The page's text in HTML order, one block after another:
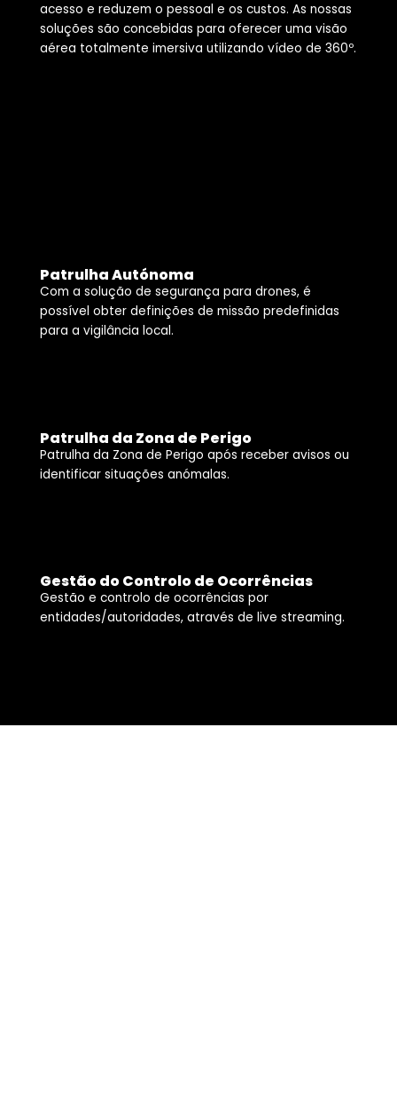
acesso e reduzem o pessoal e os custos. As nossas
soluções são concebidas para oferecer uma visão
aérea totalmente imersiva utilizando vídeo de 360º.
Patrulha Autónoma
Com a solução de segurança para drones, é
possível obter definições de missão predefinidas
para a vigilância local.
Patrulha da Zona de Perigo
Patrulha da Zona de Perigo após receber avisos ou
identificar situações anómalas.
Gestão do Controlo de Ocorrências
Gestão e controlo de ocorrências por
entidades/autoridades, através de live streaming.